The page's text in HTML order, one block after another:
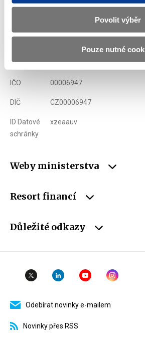
Povolit výběr
Pouze nutné
Letenská 15, 118 10 Praha
E-mail podatelna@mf.gov.cz
IČO 00006947
DIČ CZ00006947
ID Datové
schránky
xzeaauv
Weby ministerstva
Resort financí
Důležité odkazy
Odebírat novinky e-mailem
Novinky přes RSS